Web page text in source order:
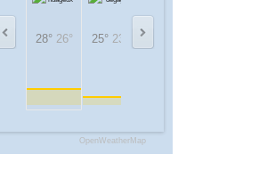
28° 26° 25° 23°
OpenWeatherMap